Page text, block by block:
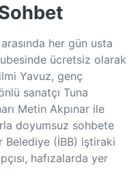
her gün usta
ücretsiz olarak
Yavuz, genç
sanatçı Tuna
Metin Akpınar ile
doyumsuz sohbete
Belediye (İBB) iştiraki
hafızalarda yer